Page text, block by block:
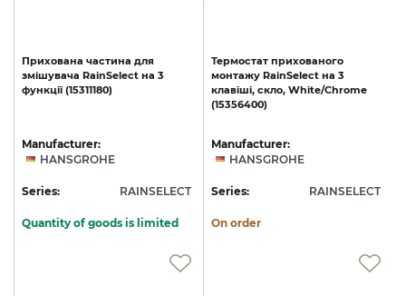
Прихована частина для
змішувача RainSelect на 3
функції (15311180)
Manufacturer:
HANSGROHE
Series: RAINSELECT
Quantity of goods is limited
Термостат прихованого
монтажу RainSelect на 3
клавіші, скло, White/Chrome
(15356400)
Manufacturer:
HANSGROHE
Series: RAINSELECT
On order